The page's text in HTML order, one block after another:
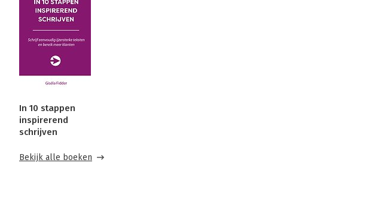
In 10 stappen
inspirerend
schrijven
Bekijk alle boeken